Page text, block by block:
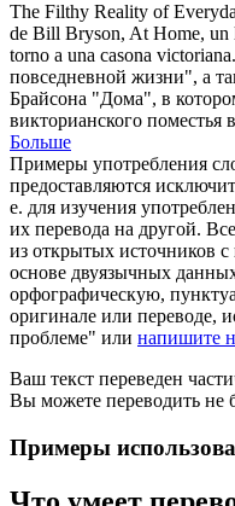
The Filthy Reality of
de Bill Bryson, At Home, un
torno a una casona victoriana.
повседневной жизни", а
Брайсона "Дома", в
викторианского поместья
Больше
Примеры употребления
предоставляются
е. для изучения
их перевода на другой.
из открытых источников
основе двуязычных
орфографическую,
оригинале или переводе,
проблеме" или напишите
Ваш текст переведен
Вы можете переводить не
Примеры